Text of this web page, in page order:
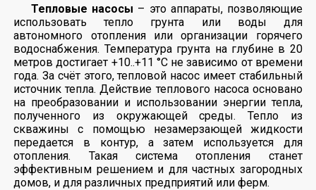
Тепловые насосы – это аппараты, позволяющие
использовать тепло грунта или воды для
автономного отопления или организации горячего
водоснабжения. Температура грунта на глубине в 20
метров достигает +10..+11 °С не зависимо от времени
года. За счёт этого, тепловой насос имеет стабильный
источник тепла. Действие теплового насоса основано
на преобразовании и использовании энергии тепла,
полученного из окружающей среды. Тепло из
скважины с помощью незамерзающей жидкости
передается в контур, а затем используется для
отопления. Такая система отопления станет
эффективным решением и для частных загородных
домов, и для различных предприятий или ферм.